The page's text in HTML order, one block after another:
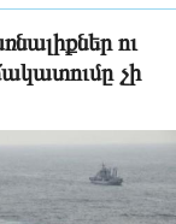
ու
չի